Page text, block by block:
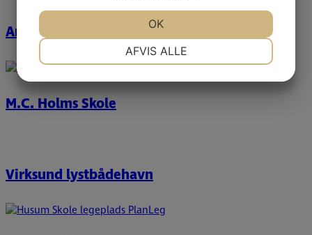
Andreasskolen 1
M.C. Holms Skole
Virksund lystbådehavn
AFVIS ALLE
OK